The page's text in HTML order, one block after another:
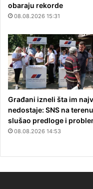
obaraju rekorde
08.08.2026 15:31
Građani izneli šta im
nedostaje: SNS na terenu
slušao predloge i
08.08.2026 14:53